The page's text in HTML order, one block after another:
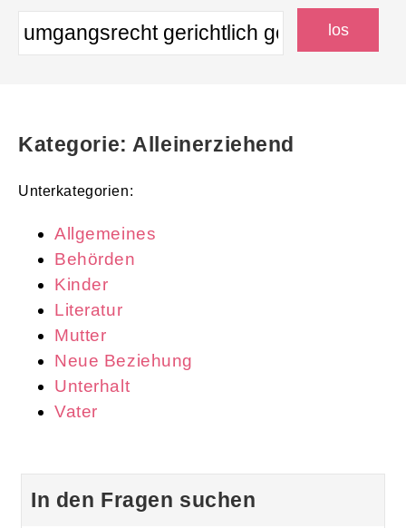
Kategorie: Alleinerziehend
Unterkategorien:
Allgemeines
Behörden
Kinder
Literatur
Mutter
Neue Beziehung
Unterhalt
Vater
In den Fragen suchen